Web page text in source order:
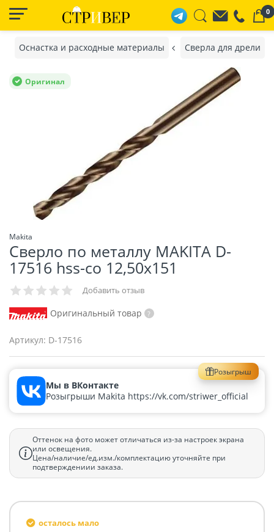
0
Оснастка и расходные материалы Сверла для дрели
Оригинал
Makita
Сверло по металлу MAKITA D-
17516 hss-co 12,50х151
Добавить отзыв
Оригинальный товар
Артикул: D-17516
Розыгрыш
Мы в ВКонтакте
Розыгрыши Makita https://vk.com/striwer_official
Оттенок на фото может отличаться из-за настроек экрана
или освещения.
Цена/наличие/ед.изм./комплектацию уточняйте при
подтверждениии заказа.
осталось мало